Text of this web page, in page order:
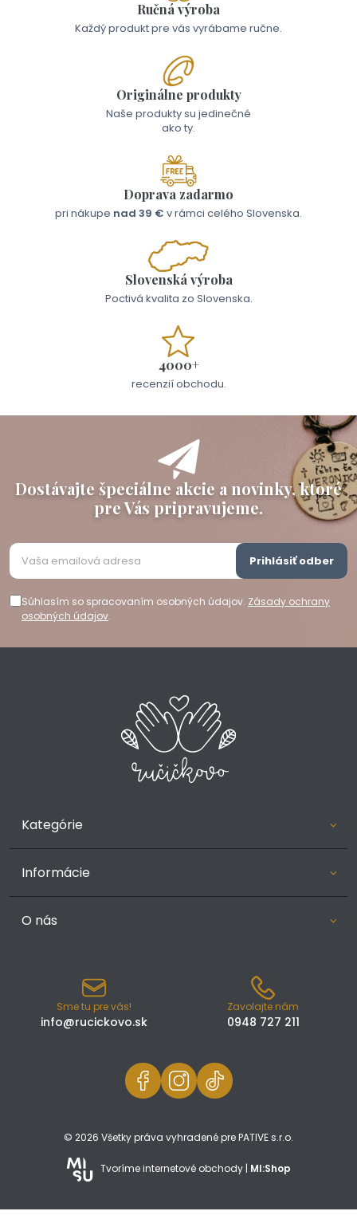
Ručná výroba
Každý produkt pre vás vyrábame ručne.
Originálne produkty
Naše produkty su jedinečné
ako ty.
Doprava zadarmo
pri nákupe nad 39 € v rámci celého Slovenska.
Slovenská výroba
Poctivá kvalita zo Slovenska.
4000+
recenzií obchodu.
Dostávajte špeciálne akcie a novinky, ktoré
pre Vás pripravujeme.
Súhlasím so spracovaním osobných údajov. Zásady ochrany
osobných údajov.
Prihlásiť odber
Kategórie
Informácie
O nás
Sme tu pre vás!
info@rucickovo.sk
Zavolajte nám
0948 727 211
© 2026 Všetky práva vyhradené pre PATIVE s.r.o.
Tvoríme internetové obchody | MI:Shop